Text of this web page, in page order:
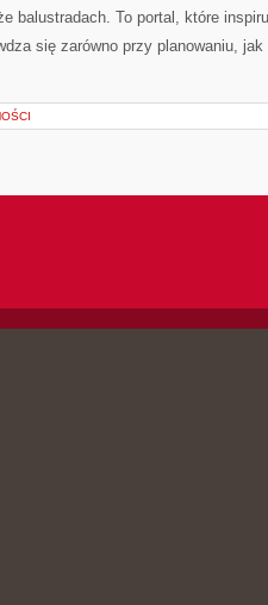
balustradach. To portal, które
się zarówno przy planowaniu,